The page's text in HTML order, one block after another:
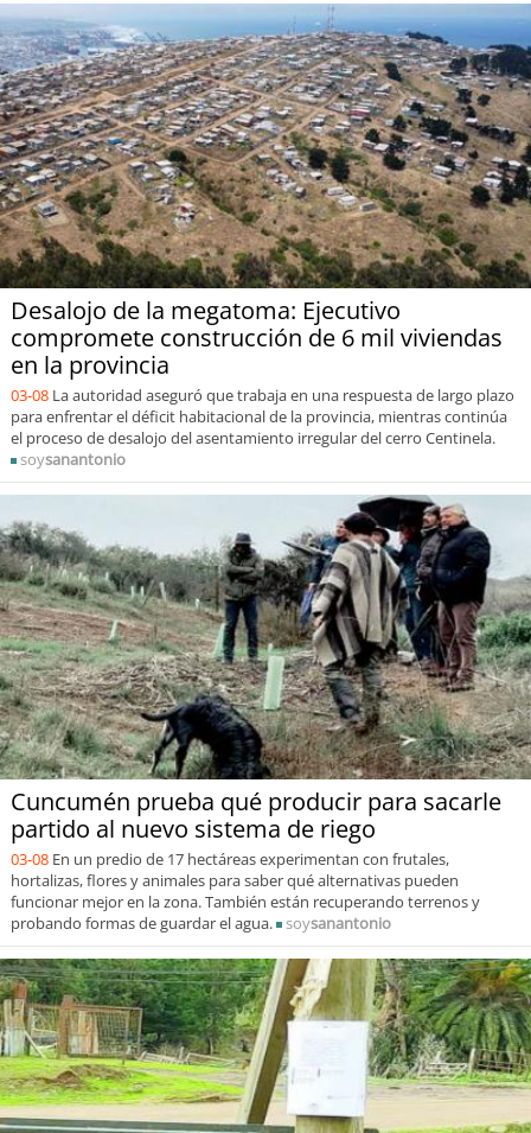
Desalojo de la megatoma: Ejecutivo
compromete construcción de 6 mil viviendas
en la provincia
03-08 La autoridad aseguró que trabaja en una respuesta de largo plazo
para enfrentar el déficit habitacional de la provincia, mientras continúa
el proceso de desalojo del asentamiento irregular del cerro Centinela.
soysanantonio
Cuncumén prueba qué producir para sacarle
partido al nuevo sistema de riego
03-08 En un predio de 17 hectáreas experimentan con frutales,
hortalizas, flores y animales para saber qué alternativas pueden
funcionar mejor en la zona. También están recuperando terrenos y
probando formas de guardar el agua.
soysanantonio